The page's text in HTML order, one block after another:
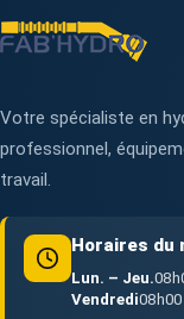
Votre spécialiste en
professionnel,
travail.
Horaires du
Lun. – Jeu.
Vendredi